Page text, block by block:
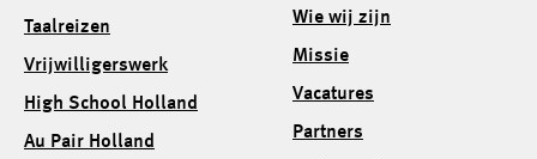
Taalreizen
Vrijwilligerswerk
High School Holland
Au Pair Holland
Wie wij zijn
Missie
Vacatures
Partners